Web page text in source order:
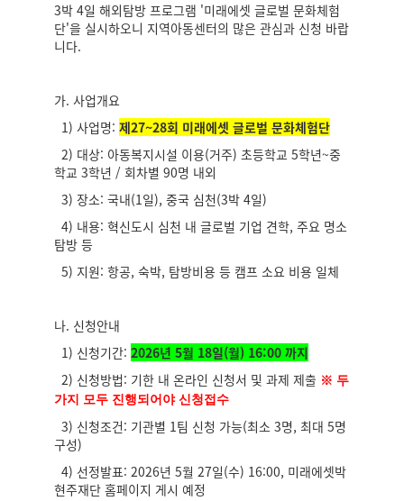
3박 4일 해외탐방 프로그램 '미래에셋 글로벌 문화체험
단'을 실시하오니 지역아동센터의 많은 관심과 신청 바랍
니다.
가. 사업개요
1) 사업명: 제27~28회 미래에셋 글로벌 문화체험단
2) 대상: 아동복지시설 이용(거주) 초등학교 5학년~중
학교 3학년 / 회차별 90명 내외
3) 장소: 국내(1일), 중국 심천(3박 4일)
4) 내용: 혁신도시 심천 내 글로벌 기업 견학, 주요 명소
탐방 등
5) 지원: 항공, 숙박, 탐방비용 등 캠프 소요 비용 일체
나. 신청안내
1) 신청기간: 2026년 5월 18일(월) 16:00 까지
2) 신청방법: 기한 내 온라인 신청서 및 과제 제출 ※ 두
가지 모두 진행되어야 신청접수
3) 신청조건: 기관별 1팀 신청 가능(최소 3명, 최대 5명
구성)
4) 선정발표: 2026년 5월 27일(수) 16:00, 미래에셋박
현주재단 홈페이지 게시 예정